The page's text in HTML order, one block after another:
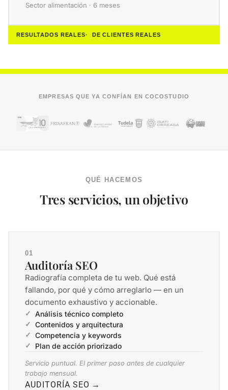
Sector alimentación · 6 meses
RESULTADOS REALES DE CLIENTES REALES
EMPRESAS QUE YA CONFÍAN EN COCOSTUDIO
QUÉ HACEMOS
Tres servicios, un objetivo
01
Auditoría SEO
Radiografía completa de tu web. Qué está
fallando, por qué y cómo arreglarlo — en un
documento exhaustivo y accionable.
Análisis técnico completo
Contenidos y arquitectura
Competencia y keywords
Plan de acción priorizado
Servicio puntual. El primer paso antes de cualquier
trabajo mensual.
AUDITORÍA SEO →